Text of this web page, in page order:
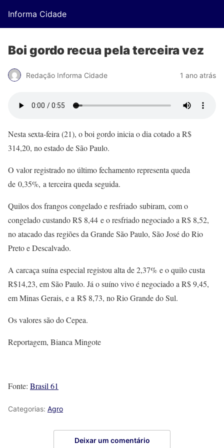
Informa Cidade
Boi gordo recua pela terceira vez
Redação Informa Cidade 1 ano atrás
Nesta sexta-feira (21), o boi gordo inicia o dia cotado a R$
314,20, no estado de São Paulo.
O valor registrado no último fechamento representa queda
de 0,35%, a terceira queda seguida.
Quilos dos frangos congelado e resfriado subiram, com o
congelado custando R$ 8,44 e o resfriado negociado a R$ 8,52,
no atacado das regiões da Grande São Paulo, São José do Rio
Preto e Descalvado.
A carcaça suína especial registou alta de 2,37% e o quilo custa
R$14,23, em São Paulo. Já o suíno vivo é negociado a R$ 9,45,
em Minas Gerais, e a R$ 8,73, no Rio Grande do Sul.
Os valores são do Cepea.
Reportagem, Bianca Mingote
Fonte: Brasil 61
Categorias: Agro
Deixar um comentário